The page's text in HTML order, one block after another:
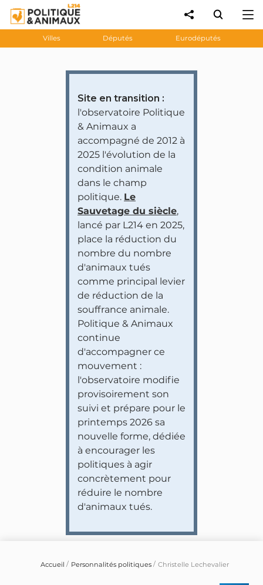
Villes Députés Eurodéputés
Site en transition :
l'observatoire Politique
& Animaux a
accompagné de 2012 à
2025 l'évolution de la
condition animale
dans le champ
politique. Le
Sauvetage du siècle,
lancé par L214 en 2025,
place la réduction du
nombre du nombre
d'animaux tués
comme principal levier
de réduction de la
souffrance animale.
Politique & Animaux
continue
d'accompagner ce
mouvement :
l'observatoire modifie
provisoirement son
suivi et prépare pour le
printemps 2026 sa
nouvelle forme, dédiée
à encourager les
politiques à agir
concrètement pour
réduire le nombre
d'animaux tués.
Accueil Personnalités politiques Christelle Lechevalier